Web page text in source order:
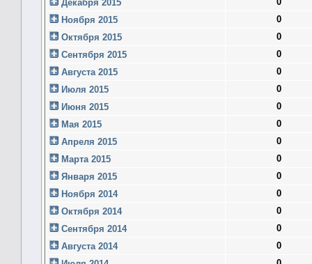
Декабря 2015
Ноября 2015
0
Октября 2015
0
Сентября 2015
0
Августа 2015
0
Июля 2015
0
Июня 2015
0
Мая 2015
0
Апреля 2015
0
Марта 2015
0
Января 2015
0
Ноября 2014
0
Октября 2014
0
Сентября 2014
0
Августа 2014
0